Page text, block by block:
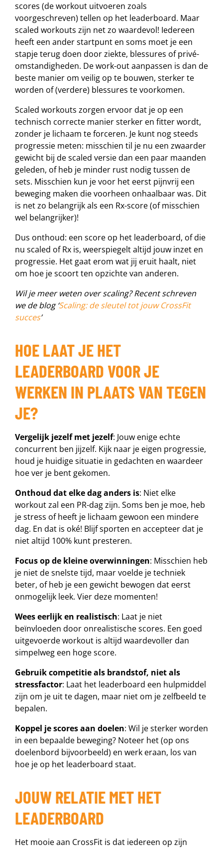
scores (de workout uitvoeren zoals
voorgeschreven) tellen op het leaderboard. Maar
scaled workouts zijn net zo waardevol! Iedereen
heeft een ander startpunt en soms moet je een
stapje terug doen door ziekte, blessures of privé-
omstandigheden. De work-out aanpassen is dan de
beste manier om veilig op te bouwen, sterker te
worden of (verdere) blessures te voorkomen.
Scaled workouts zorgen ervoor dat je op een
technisch correcte manier sterker en fitter wordt,
zonder je lichaam te forceren. Je kunt nog steeds
progressie meten: misschien til je nu een zwaarder
gewicht bij de scaled versie dan een paar maanden
geleden, of heb je minder rust nodig tussen de
sets. Misschien kun je voor het eerst pijnvrij een
beweging maken die voorheen onhaalbaar was. Dit
is net zo belangrijk als een Rx-score (of misschien
wel belangrijker)!
Dus onthoud: een score op het leaderboard, of die
nu scaled of Rx is, weerspiegelt altijd jouw inzet en
progressie. Het gaat erom wat jij eruit haalt, niet
om hoe je scoort ten opzichte van anderen.
Wil je meer weten over scaling? Recent schreven
we de blog ‘Scaling: de sleutel tot jouw CrossFit
succes’
HOE LAAT JE HET
LEADERBOARD VOOR JE
WERKEN IN PLAATS VAN TEGEN
JE?
Vergelijk jezelf met jezelf: Jouw enige echte
concurrent ben jijzelf. Kijk naar je eigen progressie,
houd je huidige situatie in gedachten en waardeer
hoe ver je bent gekomen.
Onthoud dat elke dag anders is: Niet elke
workout zal een PR-dag zijn. Soms ben je moe, heb
je stress of heeft je lichaam gewoon een mindere
dag. En dat is oké! Blijf sporten en accepteer dat je
niet altijd 100% kunt presteren.
Focus op de kleine overwinningen: Misschien heb
je niet de snelste tijd, maar voelde je techniek
beter, of heb je een gewicht bewogen dat eerst
onmogelijk leek. Vier deze momenten!
Wees eerlijk en realistisch: Laat je niet
beïnvloeden door onrealistische scores. Een goed
uitgevoerde workout is altijd waardevoller dan
simpelweg een hoge score.
Gebruik competitie als brandstof, niet als
stressfactor: Laat het leaderboard een hulpmiddel
zijn om je uit te dagen, maar niet om je zelfbeeld te
bepalen.
Koppel je scores aan doelen: Wil je sterker worden
in een bepaalde beweging? Noteer het (op ons
doelenbord bijvoorbeeld) en werk eraan, los van
hoe je op het leaderboard staat.
JOUW RELATIE MET HET
LEADERBOARD
Het mooie aan CrossFit is dat iedereen op zijn